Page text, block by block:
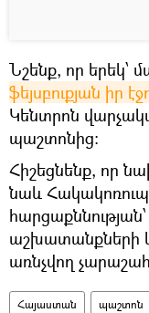
Նշենք, որ երեկ՝
ֆեյսբուքյան իր
Կենտրոն
պաշտոնից։
Հիշեցնենք, որ
նաև
աշխատանքների
առնչվող
Հայաստան պաշտոն